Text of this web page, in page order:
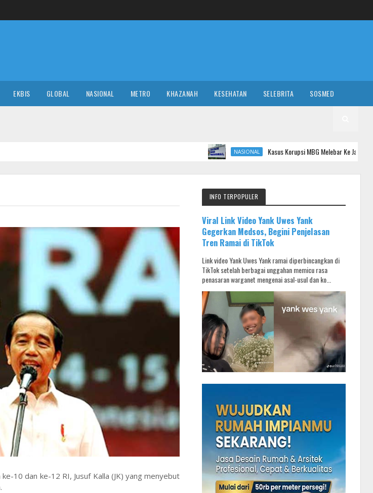
EKBIS GLOBAL NASIONAL METRO KHAZANAH KESEHATAN SELEBRITA SOSMED
NASIONAL Kasus Korupsi MBG Melebar Ke Jalur Militer
10 dan ke-12 RI, Jusuf Kalla (JK) yang menyebut
INFO TERPOPULER
Viral Link Video Yank Uwes Yank
Gegerkan Medsos, Begini Penjelasan
Tren Ramai di TikTok
Link video Yank Uwes Yank ramai diperbincangkan di
TikTok setelah berbagai unggahan memicu rasa
penasaran warganet mengenai asal-usul dan ko...